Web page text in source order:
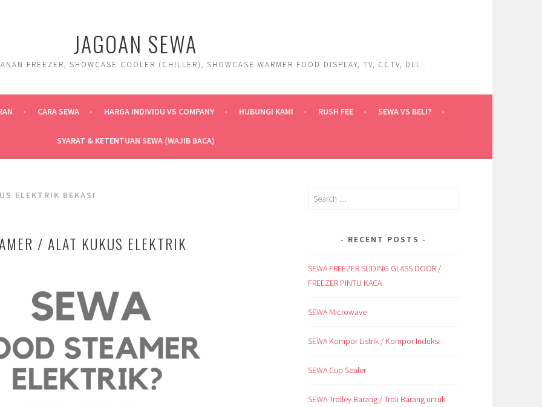
JAGOAN SEWA
FREEZER, SHOWCASE COOLER (CHILLER), SHOWCASE WARMER FOOD DISPLAY, TV, CCTV, DLL..
CARA SEWA HARGA INDIVIDU VS COMPANY HUBUNGI KAMI RUSH FEE SEWA VS BELI?
SYARAT & KETENTUAN SEWA (WAJIB BACA)
ELEKTRIK BEKASI
/ ALAT KUKUS ELEKTRIK
Search
RECENT POSTS
SEWA FREEZER SLIDING GLASS DOOR /
FREEZER PINTU KACA
SEWA Microwave
SEWA Kompor Listrik / Kompor Induksi
SEWA Cup Sealer
SEWA Trolley Barang / Troli Barang untuk